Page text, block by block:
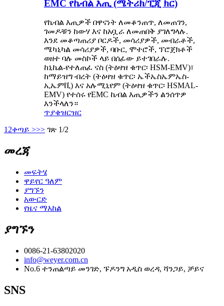
EMC የኬብል እጢ (ሜትሪክ/ፒጂ ክር)
የኬብል እጢዎች በዋናነት ለመቆንጠጥ, ለመጠገን,
ገመዶቹን ከውሃ እና ከአቧራ ለመጠበቅ ያገለግላሉ.
እንደ መቆጣጠሪያ ቦርዶች, መሳሪያዎች, መብራቶች,
ሜካኒካል መሳሪያዎች, ባቡር, ሞተሮች, ፕሮጀክቶች
ወዘተ ባሉ መስኮች ላይ በሰፊው ይተገበራሉ.
ከኒኬል-የተለጠፈ ናስ (ትዕዛዝ ቁጥር፡ HSM-EMV)፣
ከማይዝግ ብረት (ትዕዛዝ ቁጥር፡ ኤችኤስኤምኤስ-
ኢኤምቪ) እና አሉሚኒየም (ትዕዛዝ ቁጥር፡ HSMAL-
EMV) የተሰሩ የEMC ኬብል እጢዎችን ልንሰጥዎ
እንችላለን።
ጥያቄዝርዝር
1 2ቀጣይ >>> ገጽ 1/2
መረጃ
መፍትሄ
ዋይየር ዓለም
ያግኙን
አውርድ
የዜና ማእከል
ያግኙን
0086-21-63802020
info@weyer.com.cn
No.6 ተንጠልጣይ መንገድ, ፑዶንግ አዲስ ወረዳ, ሻንጋይ, ቻይና
SNS